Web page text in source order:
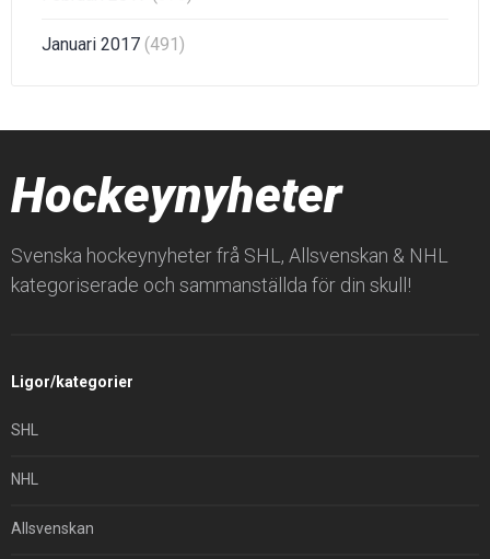
Januari 2017 (491)
Hockeynyheter
Svenska hockeynyheter frå SHL, Allsvenskan & NHL
kategoriserade och sammanställda för din skull!
Ligor/kategorier
SHL
NHL
Allsvenskan